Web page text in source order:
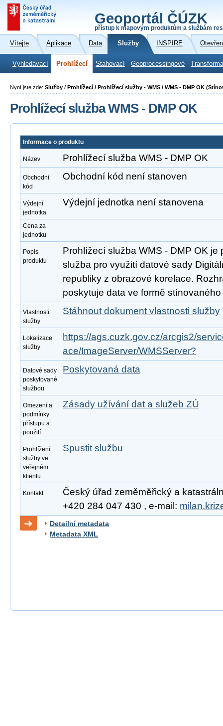
Geoportál ČÚZK
přístup k mapovým produktům a službám
Vítejte Aplikace Data Služby INSPIRE
Vyhledávací Prohlížecí Stahovací Geoprocessingové
Nyní jste zde: Služby / Prohlížecí / Prohlížecí služby - WMS / WMS - DMP OK
Prohlížecí služba WMS - DMP OK
Informace o produktu
Název Prohlížecí služba WMS - DMP OK
Obchodní
kód
Obchodní kód není stanoven
Výdejní
jednotka
Výdejní jednotka není stanovena
Cena za
jednotku
Popis
produktu
Prohlížecí služba WMS - DMP OK
služba pro využití datové sady
republiky z obrazové korelace.
poskytuje data ve formě
Vlastnosti
služby
Stáhnout dokument vlastnosti služby
Lokalizace
služby
https://ags.cuzk.gov.cz/arcgis2/
ace/ImageServer/WMSServer?
Datové sady
poskytované
službou
Poskytovaná data
Omezení a
podmínky
přístupu a
použití
Zásady užívání dat a služeb ZÚ
Prohlížení
služby ve
veřejném
klientu
Spustit službu
Kontakt
Český úřad zeměměřický a
+420 284 047 430 , e-mail:
Detailní metadata
Metadata XML